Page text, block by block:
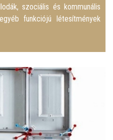
szociális és kommunális
funkciójú létesítmények